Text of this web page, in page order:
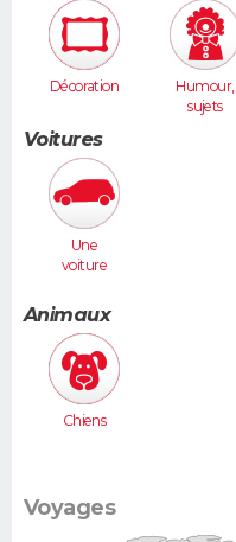
Décoration
Humour,
sujets
Voitures
Une
voiture
(Megane,
307...)
Animaux
Chiens
Voyages